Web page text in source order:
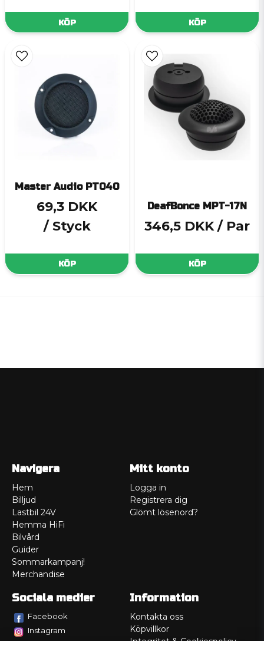
KÖP KÖP
Master Audio PT040
69,3 DKK
/ Styck
KÖP
DeafBonce MPT-17N
346,5 DKK / Par
KÖP
Navigera
Hem
Billjud
Lastbil 24V
Hemma HiFi
Bilvård
Guider
Sommarkampanj!
Merchandise
Mitt konto
Logga in
Registrera dig
Glömt lösenord?
Sociala medier
Facebook
Instagram
Information
Kontakta oss
Köpvillkor
Integritet & Cookiespolicy